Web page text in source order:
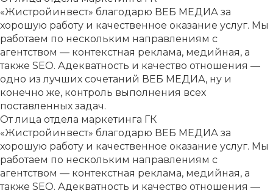
«Жистройинвест» благодарю ВЕБ МЕДИА за
хорошую работу и качественное оказание услуг. Мы
работаем по нескольким направлениям с
агентством — контекстная реклама, медийная, а
также SEO. Адекватность и качество отношения —
одно из лучших сочетаний ВЕБ МЕДИА, ну и
конечно же, контроль выполнения всех
поставленных задач.
От лица отдела маркетинга ГК
«Жистройинвест» благодарю ВЕБ МЕДИА за
хорошую работу и качественное оказание услуг. Мы
работаем по нескольким направлениям с
агентством — контекстная реклама, медийная, а
также SEO. Адекватность и качество отношения —